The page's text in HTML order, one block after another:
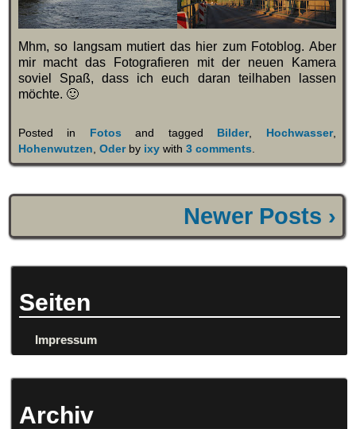
Mhm, so langsam mutiert das hier zum Fotoblog. Aber
mir macht das Fotografieren mit der neuen Kamera
soviel Spaß, dass ich euch daran teilhaben lassen
möchte. 🙂
Posted in Fotos and tagged Bilder, Hochwasser,
Hohenwutzen Oderby ixywith 3 comments
Newer Posts ›
Seiten
Impressum
Archiv